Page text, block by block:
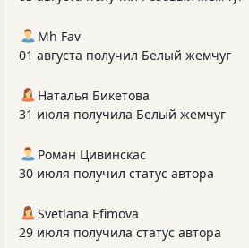
Mh Fav
01 августа получил Белый жемчуг
Наталья Бикетова
31 июля получила Белый жемчуг
Роман Цивинскас
30 июля получил статус автора
Svetlana Efimova
29 июля получила статус автора